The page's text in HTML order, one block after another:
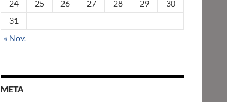
24
25 26 27 28 29
30
31
« Nov.
META